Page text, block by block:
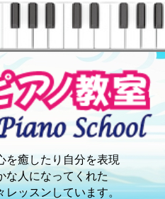
を癒したり自分を表現
な人になってくれた
レッスンしています。